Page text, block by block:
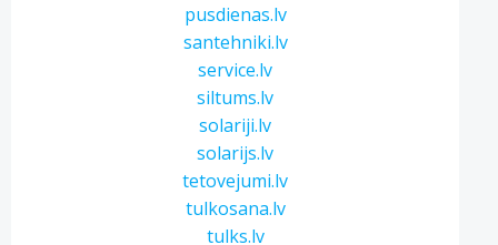
pusdienas.lv
santehniki.lv
service.lv
siltums.lv
solariji.lv
solarijs.lv
tetovejumi.lv
tulkosana.lv
tulks.lv